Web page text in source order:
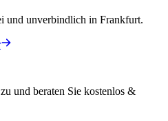
und unverbindlich in Frankfurt.
und beraten Sie kostenlos &